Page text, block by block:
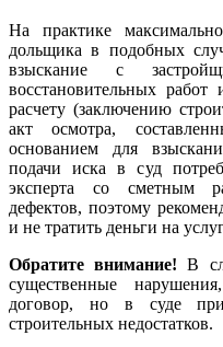
На практике
дольщика в подобных
взыскание с
восстановительных работ
расчету (заключению
акт осмотра,
основанием для
подачи иска в суд
эксперта со сметным
дефектов, поэтому
и не тратить деньги на
Обратите внимание! В
существенные
договор, но в суде
строительных недостатков.